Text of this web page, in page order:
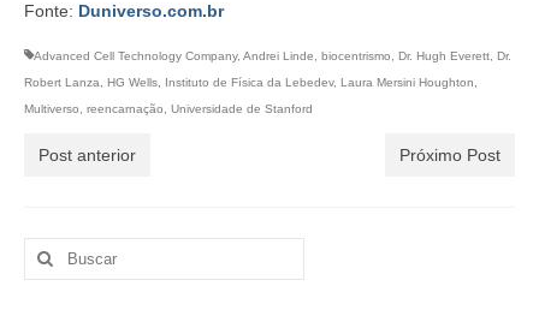
Fonte: Duniverso.com.br
Advanced Cell Technology Company, Andrei Linde, biocentrismo, Dr. Hugh Everett, Dr.
Robert Lanza, HG Wells, Instituto de Física da Lebedev, Laura Mersini Houghton,
Multiverso, reencarnação, Universidade de Stanford
Post anterior Próximo Post
Buscar
por: